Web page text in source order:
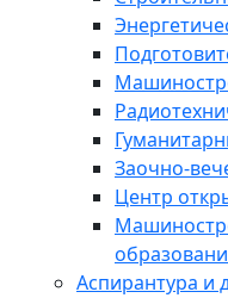
Заочно-
Центр
Аспирантура и